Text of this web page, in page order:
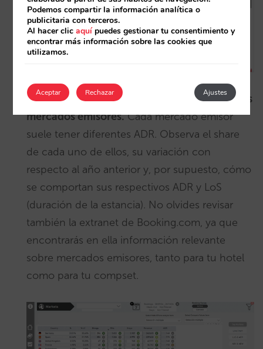
4.Observa cómo se comportan tus principales
mercados emisores.Cada mercado emisor
suele tener diferentes ADR. Observa el share
de cada uno de ellos, su variación con
respecto al año anterior y, por supuesto, cómo
se comportan sus respectivos ADR y LoS
(duración de la estancia). No olvides revisar
también la extranet de Booking.com, ya que
encontrarás en ella información relevante
sobre mercados emisores, tanto para tu hotel
como para tu compset.
Podemos compartir la información analítica o
publicitaria con terceros.
Al hacer clicaquípuedes gestionar tu consentimiento y
encontrar más información sobre las cookies que
utilizamos.
Aceptar Ajustes
Rechazar